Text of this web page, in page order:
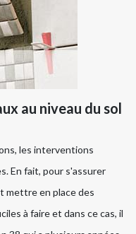
au niveau du sol
les interventions
En fait, pour s'assurer
mettre en place des
à faire et dans ce cas, il